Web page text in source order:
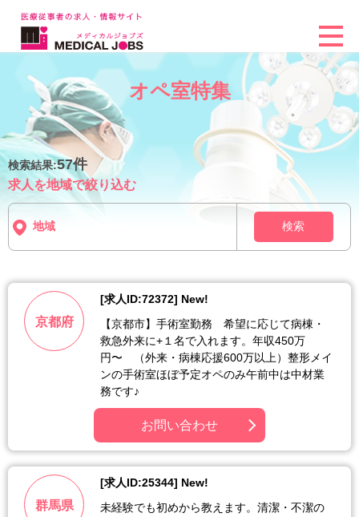
オペ室特集
検索結果:57件
求人を地域で絞り込む
検索
京都府
[求人ID:72372] New!
【京都市】手術室勤務 希望に応じて病棟・
救急外来に+１名で入れます。年収450万
円〜 （外来・病棟応援600万以上）整形メイ
ンの手術室ほぼ予定オペのみ午前中は中材業
務です♪
お問い合わせ
群馬県
[求人ID:25344] New!
未経験でも初めから教えます。清潔・不潔の